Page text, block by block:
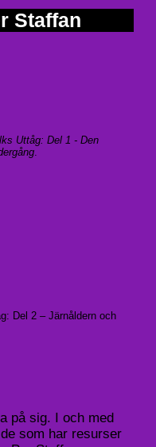
Staffan
Uttåg: Del 1 - Den
.
Del 2 – Järnåldern och
på sig. I och med
som har resurser